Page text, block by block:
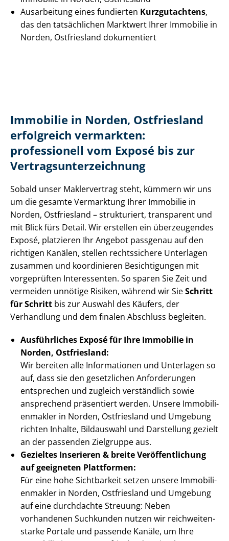
Ausarbeitung eines fundierten Kurzgutachtens,
das den tatsächlichen Marktwert Ihrer Immobilie in
Norden, Ostfriesland dokumentiert
Immobilie in Norden, Ostfriesland
erfolgreich vermarkten:
professionell vom Exposé bis zur
Ver­trags­un­ter­zeich­nung
Sobald unser Maklervertrag steht, kümmern wir uns
um die gesamte Vermarktung Ihrer Immobilie in
Norden, Ostfriesland – strukturiert, transparent und
mit Blick fürs Detail. Wir erstellen ein überzeugendes
Exposé, platzieren Ihr Angebot passgenau auf den
richtigen Kanälen, stellen rechtssichere Unterlagen
zusammen und koordinieren Besichtigungen mit
vorgeprüften Interessenten. So sparen Sie Zeit und
vermeiden unnötige Risiken, während wir SieSchritt
für Schritt bis zur Auswahl des Käufers, der
Verhandlung und dem finalen Abschluss begleiten.
Ausführliches Exposé für Ihre Immobilie in
Norden, Ostfriesland:
Wir bereiten alle Informationen und Unterlagen so
auf, dass sie den gesetzlichen Anforderungen
entsprechen und zugleich verständlich sowie
ansprechend präsentiert werden. Unsere Im­mo­bi­li­
en­mak­ler in Norden, Ostfriesland und Umgebung
richten Inhalte, Bildauswahl und Darstellung gezielt
an der passenden Zielgruppe aus.
Gezieltes Inserieren & breite Ver­öf­fent­li­chung
auf geeigneten Plattformen:
Für eine hohe Sichtbarkeit setzen unsere Im­mo­bi­li­
en­mak­ler in Norden, Ostfriesland und Umgebung
auf eine durchdachte Streuung: Neben
vorhandenen Suchkunden nutzen wir reich­wei­ten­
star­ke Portale und passende Kanäle, um Ihre